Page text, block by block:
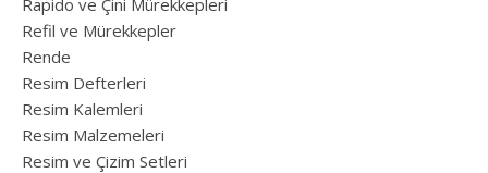
Rapido ve Çini Mürekkepleri
Refil ve Mürekkepler
Rende
Resim Defterleri
Resim Kalemleri
Resim Malzemeleri
Resim ve Çizim Setleri